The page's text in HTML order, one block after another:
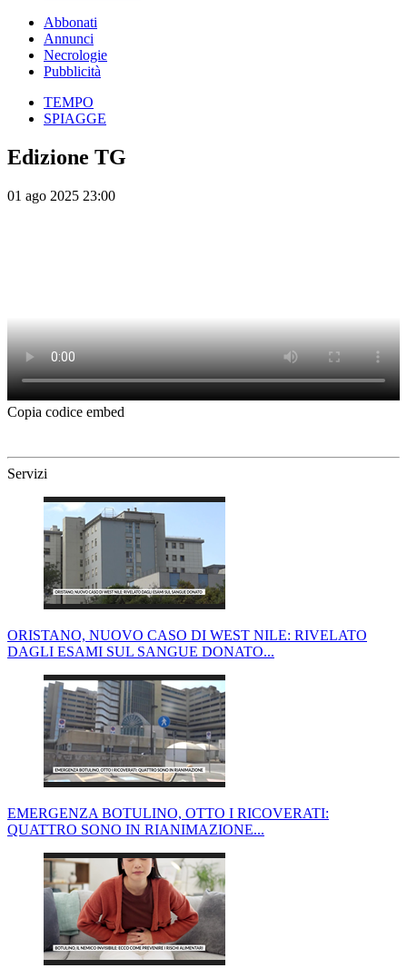
Abbonati
Annunci
Necrologie
Pubblicità
TEMPO
SPIAGGE
Edizione TG
01 ago 2025 23:00
Copia codice embed
Servizi
ORISTANO, NUOVO CASO DI WEST NILE: RIVELATO
DAGLI ESAMI SUL SANGUE DONATO...
EMERGENZA BOTULINO, OTTO I RICOVERATI:
QUATTRO SONO IN RIANIMAZIONE...